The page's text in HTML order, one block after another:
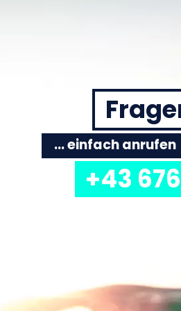
... einfach anrufen
+43